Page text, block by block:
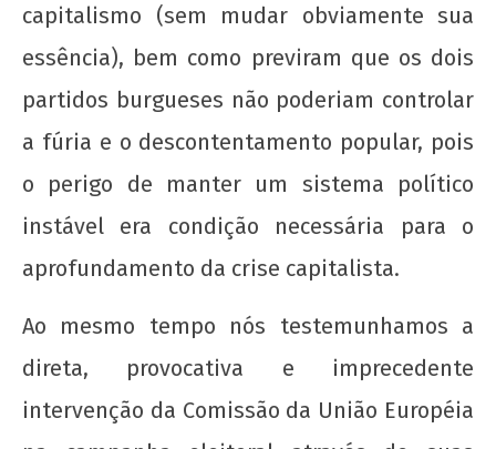
capitalismo (sem mudar obviamente sua
essência), bem como previram que os dois
partidos burgueses não poderiam controlar
a fúria e o descontentamento popular, pois
o perigo de manter um sistema político
instável era condição necessária para o
aprofundamento da crise capitalista.
Ao mesmo tempo nós testemunhamos a
direta, provocativa e imprecedente
intervenção da Comissão da União Européia